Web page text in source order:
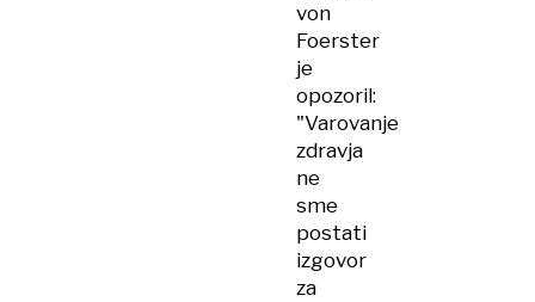
von
Foerster
je
opozoril:
"Varovanje
zdravja
ne
sme
postati
izgovor
za